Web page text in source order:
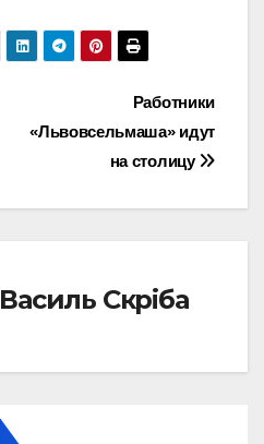
Работники
«Львовсельмаша» идут
на столицу
Василь Скріба